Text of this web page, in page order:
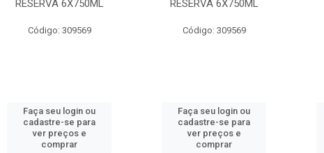
RESERVA 6X750ML
Código: 309569
Faça seu login ou
cadastre-se para
ver preços e
comprar
RESERVA 6X750ML
Código: 309569
Faça seu login ou
cadastre-se para
ver preços e
comprar